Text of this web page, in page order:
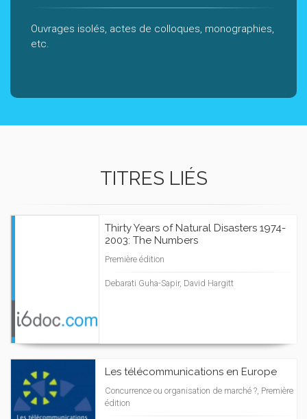
Ouvrages isolés, actes de colloques, monographies,
etc.
TITRES LIÉS
Thirty Years of Natural Disasters 1974-
2003: The Numbers
Première édition
Debarati Guha-Sapir, David Hargitt
Les télécommunications en Europe
Concurrence ou organisation de marché ?, Première
édition